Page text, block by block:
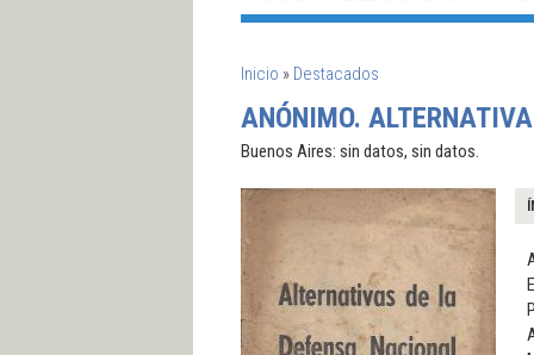
SE ENCUENTRA USTED AQUÍ
Inicio » Destacados
ANÓNIMO.
Buenos Aires: sin datos, sin datos.